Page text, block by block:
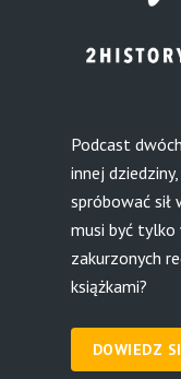
Podcast
innej
spróbować sił
musi być tylko
zakurzonych
książkami?
DOWIEDZ